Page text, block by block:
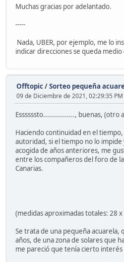
Muchas gracias por adelantado.
-----
Nada, UBER, por ejemplo, me lo
indicar direcciones se queda medio
Offtopic/Sorteo pequeña
09 de Diciembre de 2021, 02:29:35 PM
Essssssto................, buenas, (otro
Haciendo continuidad en el
autoridad, si el tiempo no lo
acogida de años anteriores, me
entre los compañeros del foro de
Canarias.
(medidas aproximadas totales: 28 x
Se trata de una pequeña acuarela,
años, de una zona de solares que
me pareció que tenía cierto